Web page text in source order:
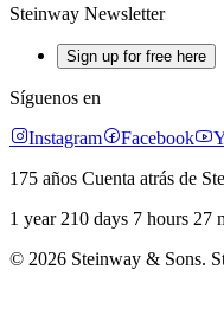
Steinway Newsletter
Sign up for free here
Síguenos en
Instagram
Facebook
175 años Cuenta atrás de
1 year 210 days 7 hours 27
© 2026 Steinway & Sons.